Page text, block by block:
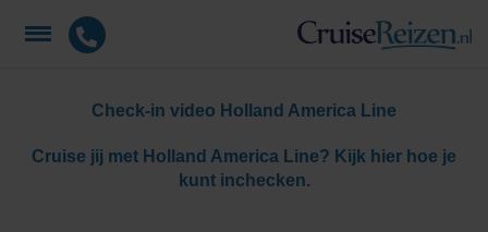
Check-in video Holland America Line
Cruise jij met Holland America Line? Kijk hier hoe je
kunt inchecken.